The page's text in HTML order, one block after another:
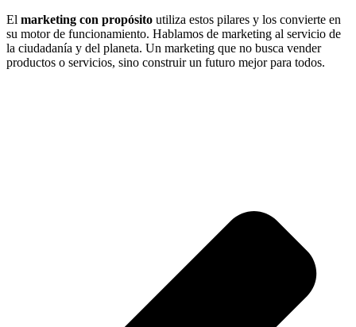
El marketing con propósito utiliza estos pilares y los convierte en
su motor de funcionamiento. Hablamos de marketing al servicio de
la ciudadanía y del planeta. Un marketing que no busca vender
productos o servicios, sino construir un futuro mejor para todos.